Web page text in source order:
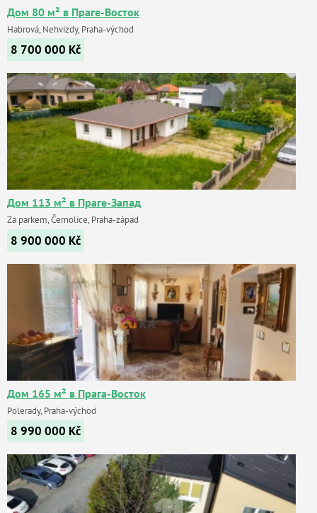
Дом 80 м² в Праге-Восток
Habrová, Nehvizdy, Praha-východ
8 700 000 Kč
Дом 113 м² в Праге-Запад
Za parkem, Černolice, Praha-západ
8 900 000 Kč
Дом 165 м² в Прага-Восток
Polerady, Praha-východ
8 990 000 Kč